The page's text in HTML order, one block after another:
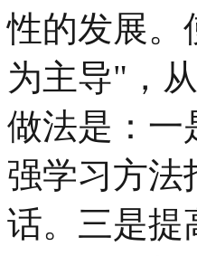
性的发展。
为主导"，
做法是：一
强学习方法
话。三是提